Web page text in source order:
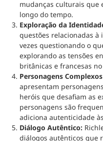
mudanças culturais que
longo do tempo.
Exploração da
questões relacionadas
vezes questionando o
explorando as tensões
britânicas e francesas
Personagens
apresentam
heróis que desafiam as
personagens são
adiciona autenticidade
Diálogo Autêntico:
diálogos autênticos que